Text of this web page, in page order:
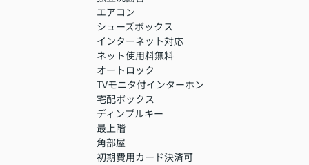
エアコン
シューズボックス
インターネット対応
ネット使用料無料
オートロック
TVモニタ付インターホン
宅配ボックス
ディンプルキー
最上階
角部屋
初期費用カード決済可